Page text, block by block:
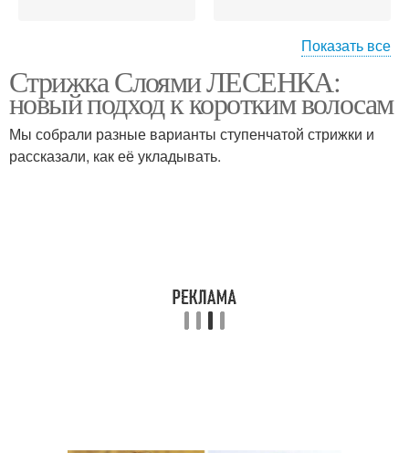
Лесенка на волосах Волосы без челки
Показать все
Стрижка Слоями ЛЕСЕНКА:
новый подход к коротким волосам
Мы собрали разные варианты ступенчатой стрижки и
рассказали, как её укладывать.